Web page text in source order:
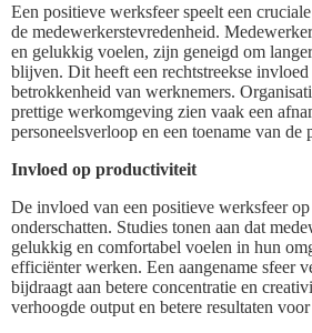
Een positieve werksfeer speelt een
de medewerkerstevredenheid.
en gelukkig voelen, zijn geneigd om
blijven. Dit heeft een rechtstreekse
betrokkenheid van werknemers.
prettige werkomgeving zien vaak een
personeelsverloop en een toename van de
Invloed op productiviteit
De invloed van een positieve werksfeer
onderschatten. Studies tonen aan dat
gelukkig en comfortabel voelen in hun
efficiënter werken. Een aangename sfeer
bijdraagt aan betere concentratie en
verhoogde output en betere resultaten